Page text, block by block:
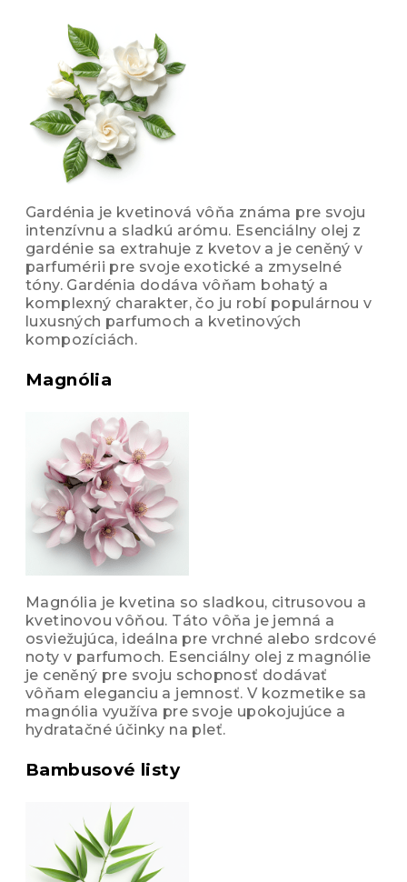
Gardénia je kvetinová vôňa známa pre svoju
intenzívnu a sladkú arómu. Esenciálny olej z
gardénie sa extrahuje z kvetov a je ceněný v
parfumérii pre svoje exotické a zmyselné
tóny. Gardénia dodáva vôňam bohatý a
komplexný charakter, čo ju robí populárnou v
luxusných parfumoch a kvetinových
kompozíciách.
Magnólia
Magnólia je kvetina so sladkou, citrusovou a
kvetinovou vôňou. Táto vôňa je jemná a
osviežujúca, ideálna pre vrchné alebo srdcové
noty v parfumoch. Esenciálny olej z magnólie
je ceněný pre svoju schopnosť dodávať
vôňam eleganciu a jemnosť. V kozmetike sa
magnólia využíva pre svoje upokojujúce a
hydratačné účinky na pleť.
Bambusové listy